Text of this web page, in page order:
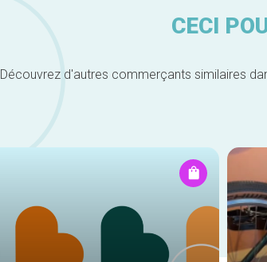
CECI
Découvrez d'autres commerçants similaires